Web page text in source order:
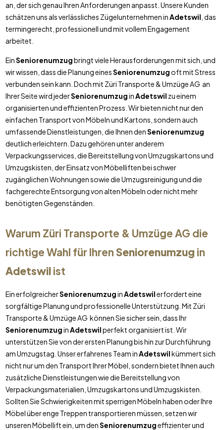
an, der sich genau Ihren Anforderungen anpasst. Unsere Kunden
schätzen uns als verlässliches Zügelunternehmen inAdetswil , das
termingerecht, professionell und mit vollem Engagement
arbeitet.
EinSeniorenumzugbringt viele Herausforderungen mit sich, und
wir wissen, dass die Planung einesSeniorenumzugoft mit Stress
verbunden sein kann. Doch mit Züri Transporte & Umzüge AG an
Ihrer Seite wird jederSeniorenumzuginAdetswil zu einem
organisierten und effizienten Prozess. Wir bieten nicht nur den
einfachen Transport von Möbeln und Kartons, sondern auch
umfassende Dienstleistungen, die Ihnen denSeniorenumzug
deutlich erleichtern. Dazu gehören unter anderem
Verpackungsservices, die Bereitstellung von Umzugskartons und
Umzugskisten, der Einsatz von Möbelliften bei schwer
zugänglichen Wohnungen sowie die Umzugsreinigung und die
fachgerechte Entsorgung von alten Möbeln oder nicht mehr
benötigten Gegenständen.
Warum Züri Transporte & Umzüge AG die
richtige Wahl für IhrenSeniorenumzug in
Adetswilist
Ein erfolgreicherSeniorenumzuginAdetswilerfordert eine
sorgfältige Planung und professionelle Unterstützung. Mit Züri
Transporte & Umzüge AG können Sie sicher sein, dass Ihr
SeniorenumzuginAdetswilperfekt organisiert ist. Wir
unterstützen Sie von der ersten Planung bis hin zur Durchführung
am Umzugstag. Unser erfahrenes Team inAdetswilkümmert sich
nicht nur um den Transport Ihrer Möbel, sondern bietet Ihnen auch
zusätzliche Dienstleistungen wie die Bereitstellung von
Verpackungsmaterialien, Umzugskartons und Umzugskisten.
Sollten Sie Schwierigkeiten mit sperrigen Möbeln haben oder Ihre
Möbel über enge Treppen transportieren müssen, setzen wir
unseren Möbellift ein, um denSeniorenumzugeffizienter und